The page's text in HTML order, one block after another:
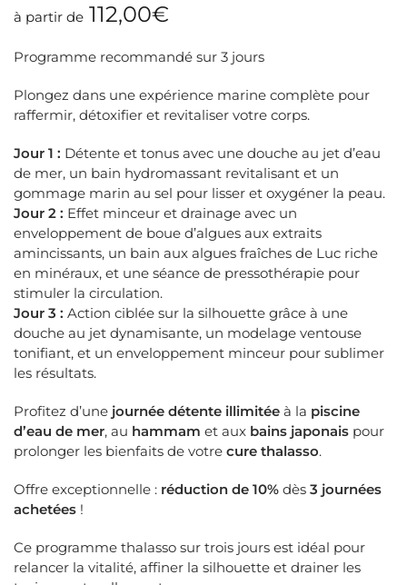
à partir de 112,00€
Programme recommandé sur 3 jours
Plongez dans une expérience marine complète pour
raffermir, détoxifier et revitaliser votre corps.
Jour 1 : Détente et tonus avec une douche au jet d’eau
de mer, un bain hydromassant revitalisant et un
gommage marin au sel pour lisser et oxygéner la peau.
Jour 2 : Effet minceur et drainage avec un
enveloppement de boue d’algues aux extraits
amincissants, un bain aux algues fraîches de Luc riche
en minéraux, et une séance de pressothérapie pour
stimuler la circulation.
Jour 3 : Action ciblée sur la silhouette grâce à une
douche au jet dynamisante, un modelage ventouse
tonifiant, et un enveloppement minceur pour sublimer
les résultats.
Profitez d’une journée détente illimitée à la piscine
d’eau de mer, au hammam et aux bains japonais pour
prolonger les bienfaits de votre cure thalasso.
Offre exceptionnelle : réduction de 10% dès 3 journées
achetées !
Ce programme thalasso sur trois jours est idéal pour
relancer la vitalité, affiner la silhouette et drainer les